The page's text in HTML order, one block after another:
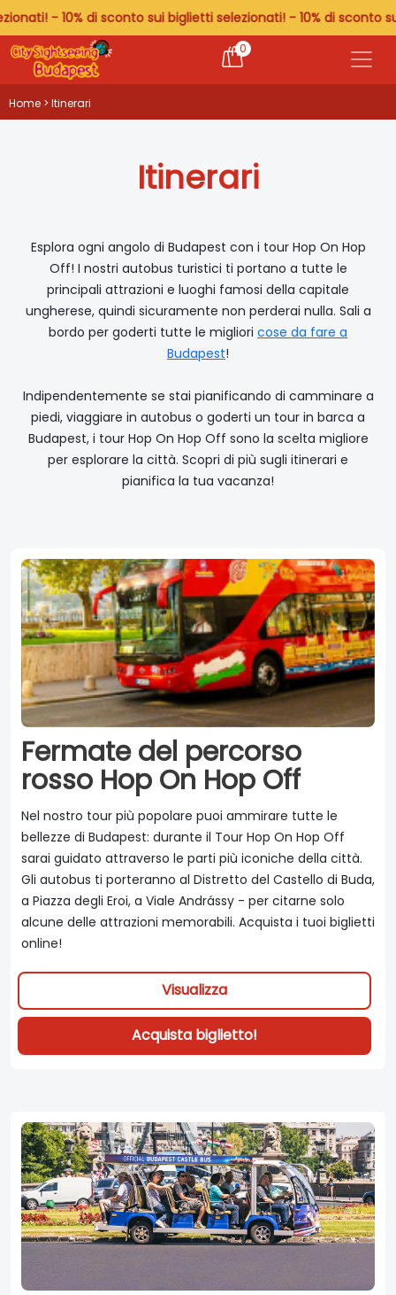
di sconto sui biglietti selezionati! - 10% di sconto sui
0
Home > Itinerari
Itinerari
Esplora ogni angolo di Budapest con i tour Hop On Hop
Off! I nostri autobus turistici ti portano a tutte le
principali attrazioni e luoghi famosi della capitale
ungherese, quindi sicuramente non perderai nulla. Sali a
bordo per goderti tutte le migliori cose da fare a
Budapest!
Indipendentemente se stai pianificando di camminare a
piedi, viaggiare in autobus o goderti un tour in barca a
Budapest, i tour Hop On Hop Off sono la scelta migliore
per esplorare la città. Scopri di più sugli itinerari e
pianifica la tua vacanza!
Fermate del percorso
rosso Hop On Hop Off
Nel nostro tour più popolare puoi ammirare tutte le
bellezze di Budapest: durante il Tour Hop On Hop Off
sarai guidato attraverso le parti più iconiche della città.
Gli autobus ti porteranno al Distretto del Castello di Buda,
a Piazza degli Eroi, a Viale Andrássy - per citarne solo
alcune delle attrazioni memorabili. Acquista i tuoi biglietti
online!
Visualizza
Acquista biglietto!